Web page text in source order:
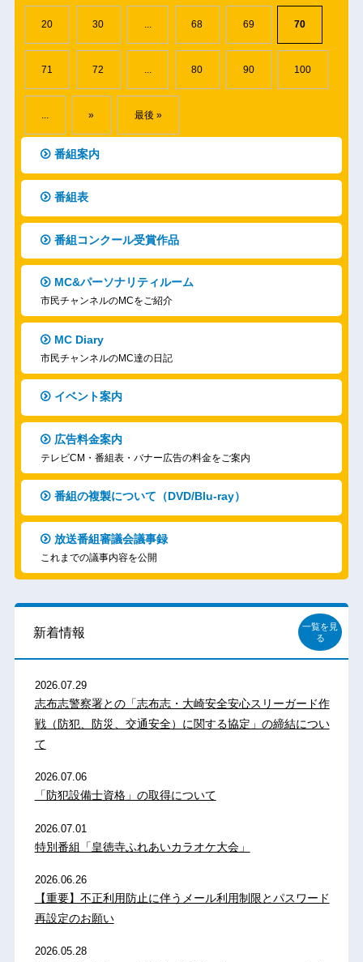
20 30 ... 68 69 70
71 72 ... 80 90 100
» 最後 »
番組案内
番組表
番組コンクール受賞作品
MC&パーソナリティルーム
市民チャンネルのMCをご紹介
MC Diary
市民チャンネルのMC達の日記
イベント案内
広告料金案内
テレビCM・番組表・バナー広告の料金をご案内
番組の複製について（DVD/Blu-ray）
放送番組審議会議事録
これまでの議事内容を公開
新着情報
一覧を見
る
2026.07.29
志布志警察署との「志布志・大崎安全安心スリーガード作
戦（防犯、防災、交通安全）に関する協定」の締結につい
て
2026.07.06
「防犯設備士資格」の取得について
2026.07.01
特別番組「皇徳寺ふれあいカラオケ大会」
2026.06.26
【重要】不正利用防止に伴うメール利用制限とパスワード
再設定のお願い
2026.05.28